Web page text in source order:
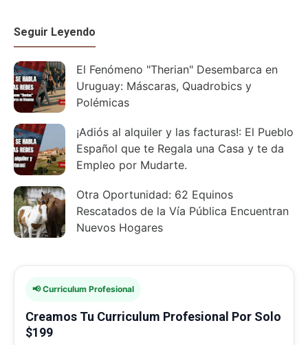
Seguir Leyendo
El Fenómeno "Therian" Desembarca en
Uruguay: Máscaras, Quadrobics y
Polémicas
¡Adiós al alquiler y las facturas!: El Pueblo
Español que te Regala una Casa y te da
Empleo por Mudarte.
Otra Oportunidad: 62 Equinos
Rescatados de la Vía Pública Encuentran
Nuevos Hogares
📢 Curriculum Profesional
Creamos Tu Curriculum Profesional Por Solo
$199